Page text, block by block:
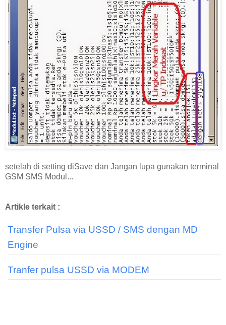
setelah di setting diSave dan Jangan lupa gunakan terminal
GSM SMS Modul...
Artikle terkait :
Transfer Pulsa via USSD / SMS dengan MD
Engine
Tranfer pulsa USSD via MODEM